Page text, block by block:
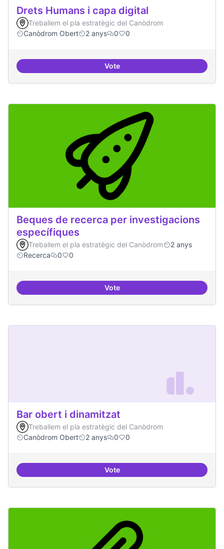
Drets Humans i capa digital
Treballem el pla estratègic del Canòdrom
Canòdrom Obert
2 anys 0 0
VoteDrets Humans i capa digital
Beques de recerca per investigacions
específiques
Treballem el pla estratègic del Canòdrom
2 anys
Recerca
0 0
VoteBeques de recerca per
Bar obert i dinamitzat
Treballem el pla estratègic del Canòdrom
Canòdrom Obert
2 anys 0 0
VoteBar obert i dinamitzat